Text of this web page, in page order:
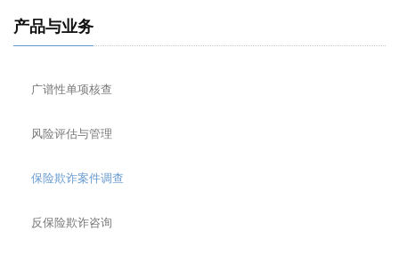
产品与业务
广谱性单项核查
风险评估与管理
保险欺诈案件调查
反保险欺诈咨询